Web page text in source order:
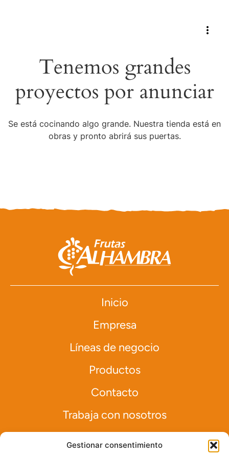
Gestionar consentimiento
Tenemos grandes
proyectos por anunciar
Se está cocinando algo grande. Nuestra tienda está en
obras y pronto abrirá sus puertas.
Inicio
Empresa
Líneas de negocio
Productos
Contacto
Trabaja con nosotros
info@frutasalhambra.com